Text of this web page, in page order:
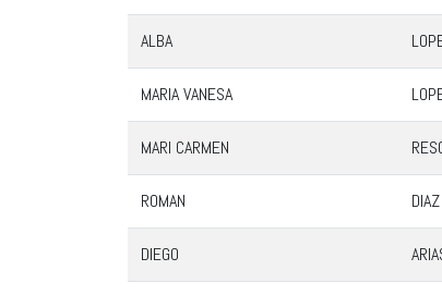
ALBA
MARIA VANESA
MARI CARMEN
ROMAN
DIEGO